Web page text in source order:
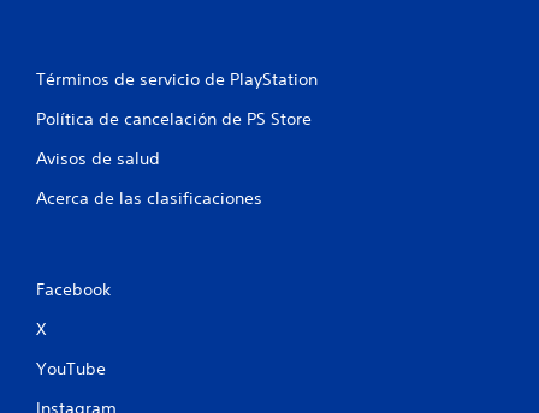
Términos de servicio de PlayStation
Política de cancelación de PS Store
Avisos de salud
Acerca de las clasificaciones
Facebook
X
YouTube
Instagram